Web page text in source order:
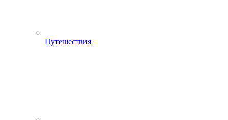
Путешествия